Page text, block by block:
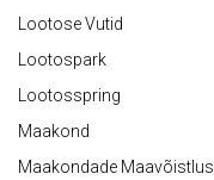
Lootose Vutid
Lootospark
Lootosspring
Maakond
Maakondade Maavõistlus